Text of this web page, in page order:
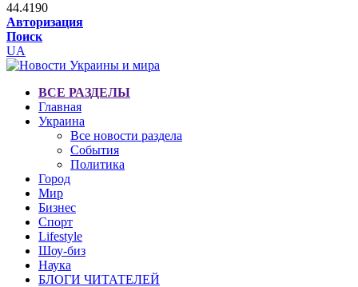
44.4190
Авторизация
Поиск
UA
ВСЕ РАЗДЕЛЫ
Главная
Украина
Все новости раздела
События
Политика
Город
Мир
Бизнес
Спорт
Lifestyle
Шоу-биз
Наука
БЛОГИ ЧИТАТЕЛЕЙ